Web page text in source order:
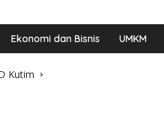
Ekonomi dan Bisnis UMKM
Kutim